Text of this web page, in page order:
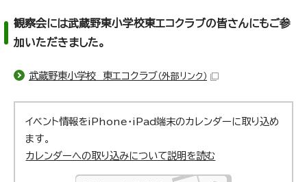
観察会には武蔵野東小学校東エコクラブの皆さんにもご参
加いただきました。
武蔵野東小学校 東エコクラブ（外部リンク）
イベント情報をiPhone・iPad端末のカレンダーに取り込め
ます。
カレンダーへの取り込みについて説明を読む